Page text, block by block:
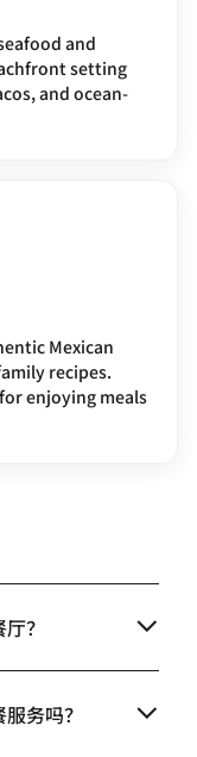
and
setting
and ocean-
Mexican
recipes.
enjoying meals
？
务吗？